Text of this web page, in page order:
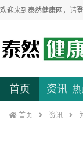
欢迎来到泰然健康网，请
首页 资讯 热
首页 资讯